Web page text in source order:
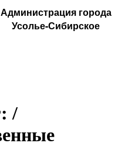
Администрация города
Усолье-Сибирское